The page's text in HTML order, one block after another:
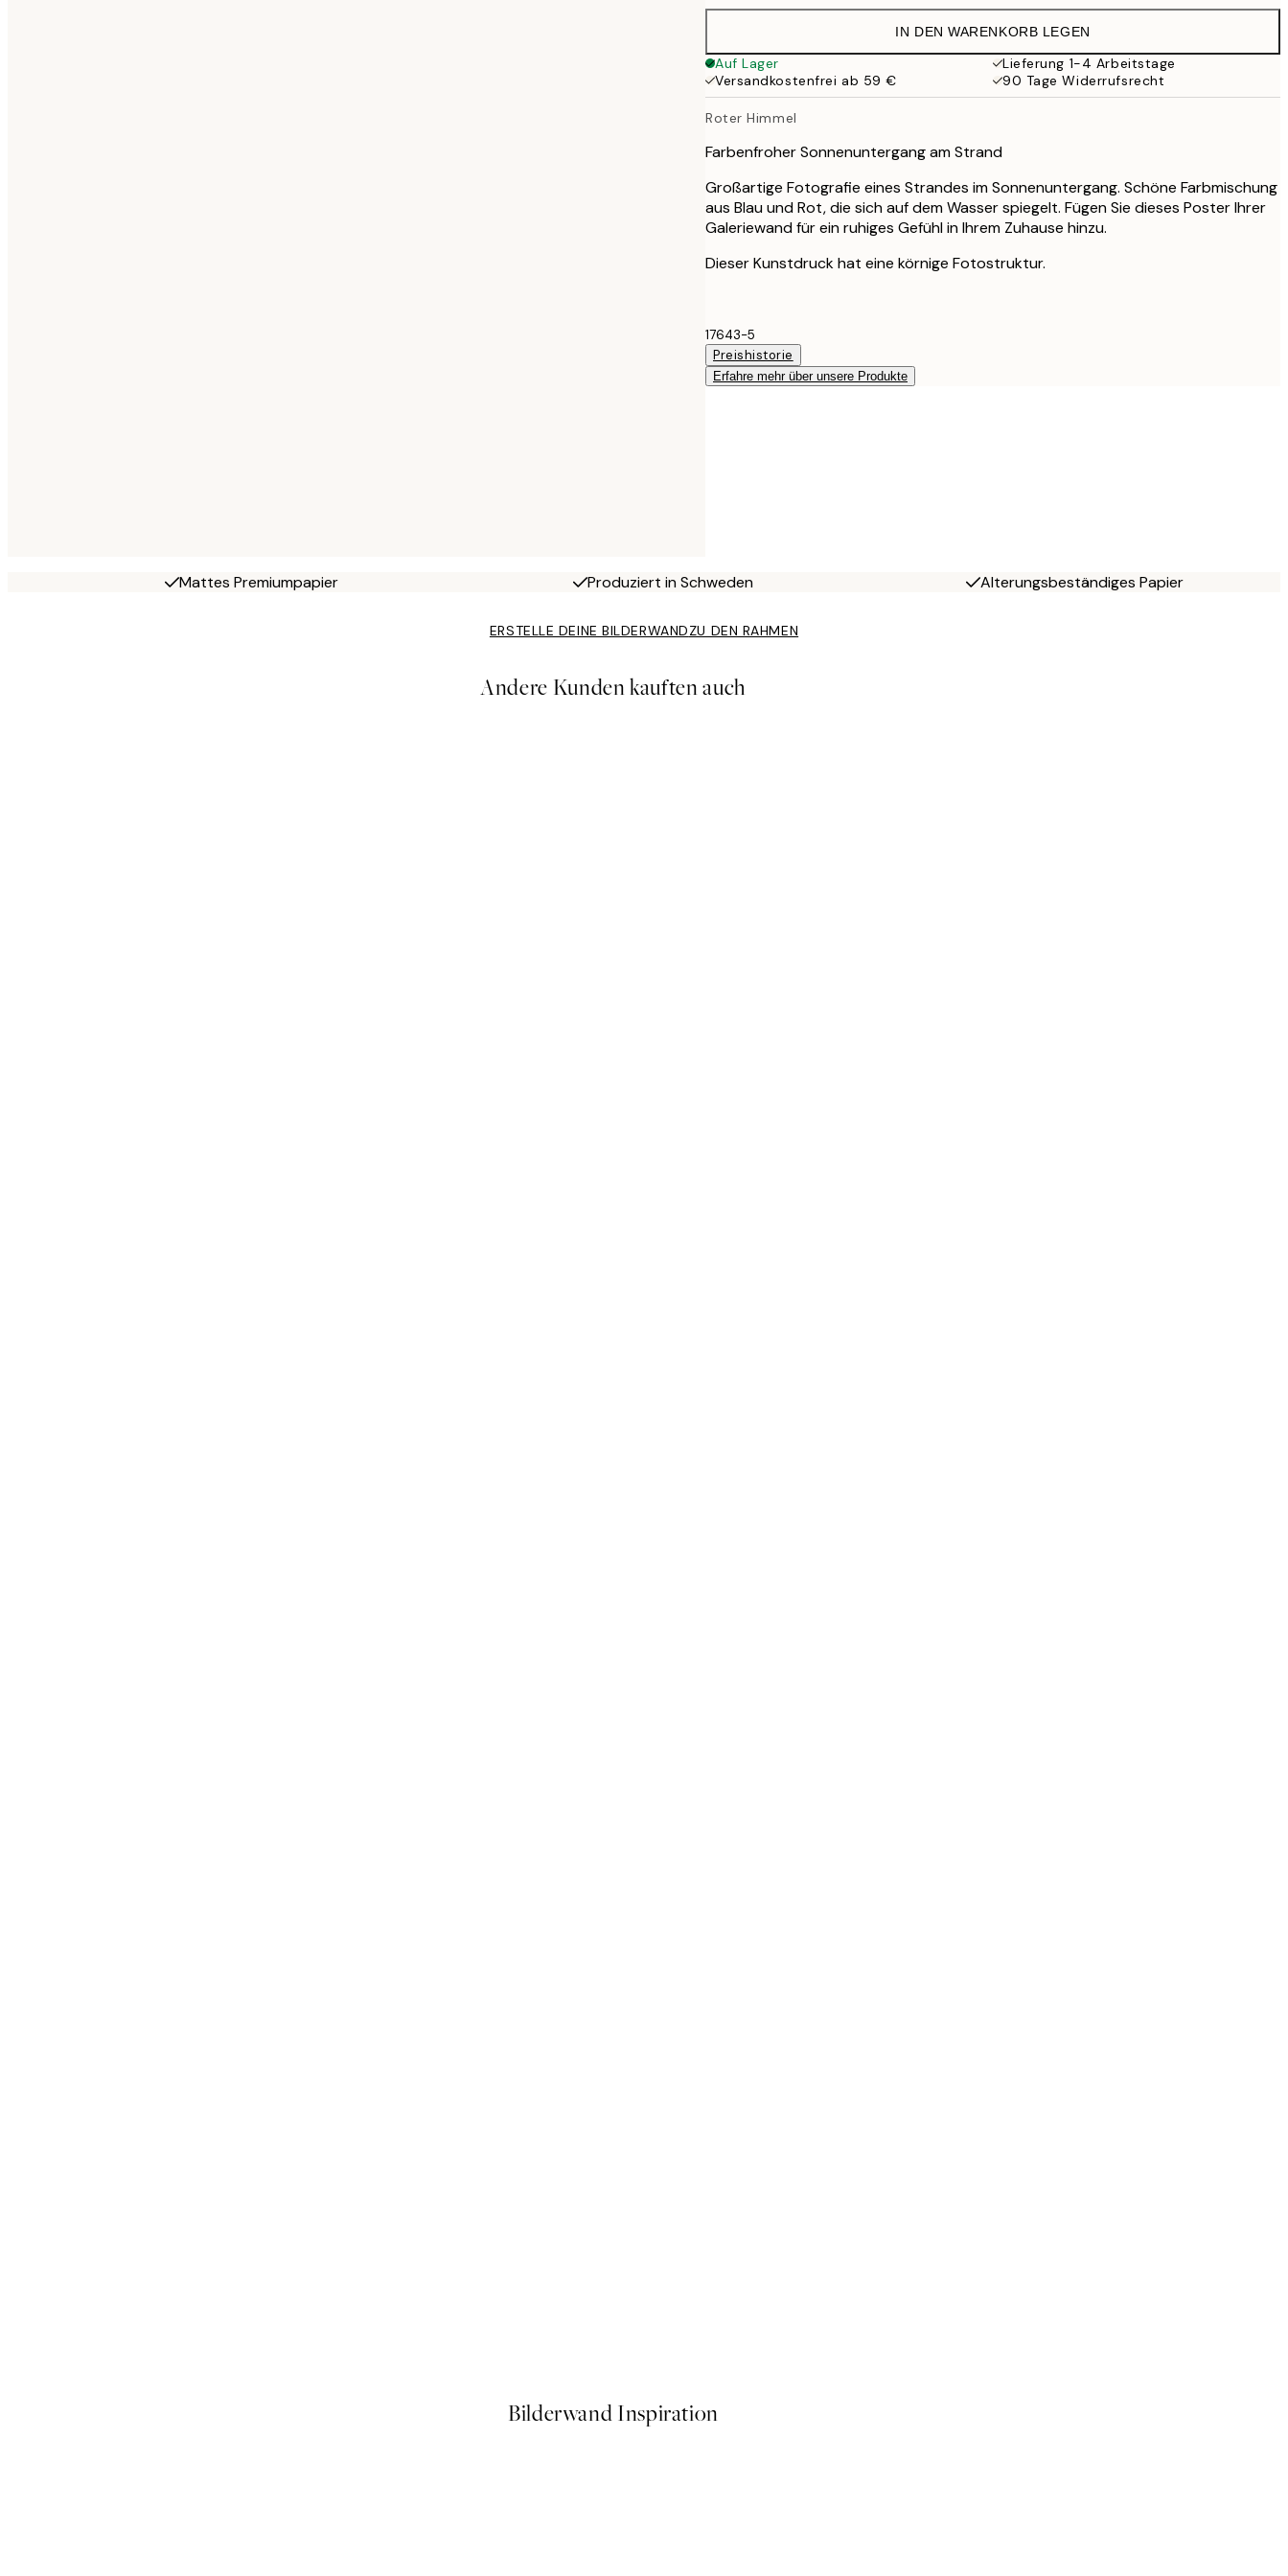
35,95 €
IN DEN WARENKORB LEGEN
Auf Lager
Lieferung 1-4 Arbeitstage
Versandkostenfrei ab 59 €
90 Tage Widerrufsrecht
Roter Himmel
Farbenfroher Sonnenuntergang am Strand
Großartige Fotografie eines Strandes im Sonnenuntergang. Schöne Farbmischung
aus Blau und Rot, die sich auf dem Wasser spiegelt. Fügen Sie dieses Poster Ihrer
Galeriewand für ein ruhiges Gefühl in Ihrem Zuhause hinzu.
Dieser Kunstdruck hat eine körnige Fotostruktur.
17643-5
Preishistorie
Erfahre mehr über unsere Produkte
Mattes Premiumpapier Produziert in Schweden Alterungsbeständiges Papier
ERSTELLE DEINE BILDERWANDZU DEN RAHMEN
Andere Kunden kauften auch
Bilderwand Inspiration